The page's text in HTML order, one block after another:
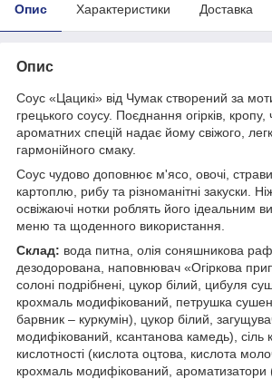
Опис Характеристики Доставка
Опис
Соус «Цацикі» від Чумак створений за
грецького соусу. Поєднання огірків, кропу,
ароматних спецій надає йому свіжого,
гармонійного смаку.
Соус чудово доповнює м'ясо, овочі, страви
картоплю, рибу та різноманітні закуски.
освіжаючі нотки роблять його ідеальним
меню та щоденного використання.
Склад: вода питна, олія соняшникова
дезодорована, наповнювач «Огіркова
солоні подрібнені, цукор білий, цибуля
крохмаль модифікований, петрушка
барвник – куркумін), цукор білий,
модифікований, ксантанова камедь), сіль
кислотності (кислота оцтова, кислота
крохмаль модифікований, ароматизатори